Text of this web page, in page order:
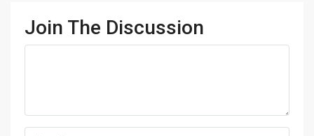
Join The Discussion